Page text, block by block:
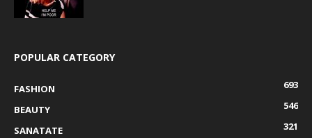
POPULAR CATEGORY
FASHION
693
BEAUTY
546
SANATATE
321